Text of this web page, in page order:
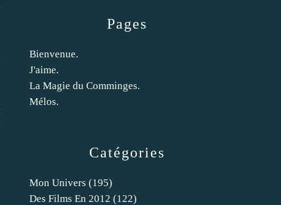
Catégories
Mon Univers (195)
Des Films En 2012 (122)
Pages
Bienvenue.
J'aime.
La Magie du Comminges.
Mélos.